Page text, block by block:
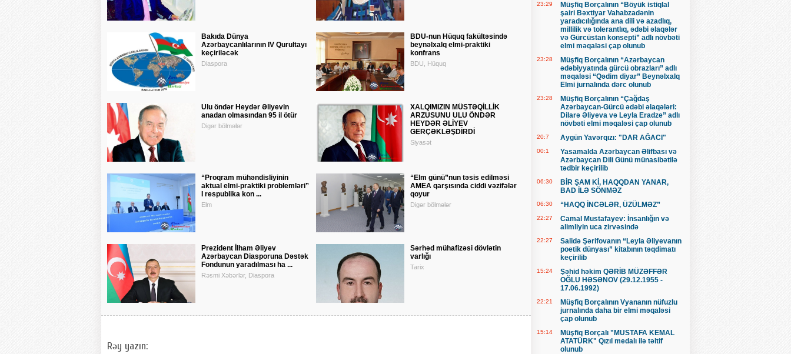
Bakıda Dünya
Azərbaycanlılarının IV Qurultayı
keçiriləcək
Diaspora
BDU-nun Hüquq fakültəsində
beynəlxalq elmi-praktiki
konfrans
BDU, Hüquq
Ulu öndər Heydər Əliyevin
anadan olmasından 95 il ötür
Digər bölmələr
XALQIMIZIN MÜSTƏQİLLİK
ARZUSUNU ULU ÖNDƏR
HEYDƏR ƏLİYEV
GERÇƏKLƏŞDİRDİ
Siyasət
“Proqram mühəndisliyinin
aktual elmi-praktiki problemləri”
I respublika kon ...
Elm
“Elm günü”nun təsis edilməsi
AMEA qarşısında ciddi vəzifələr
qoyur
Digər bölmələr
Prezident İlham Əliyev
Azərbaycan Diasporuna Dəstək
Fondunun yaradılması ha ...
Rəsmi Xəbərlər, Diaspora
Sərhəd mühafizəsi dövlətin
varlığı
Tarix
Rəy yazın:
23:29
Müşfiq Borçalının “Böyük istiqlal
şairi Bəxtiyar Vahabzadənin
yaradıcılığında ana dili və azadlıq,
millilik və tolerantlıq, ədəbi əlaqələr
və Gürcüstan konsepti” adlı növbəti
elmi məqaləsi çap olunub
23:28
Müşfiq Borçalının “Azərbaycan
ədəbiyyatında gürcü obrazları” adlı
məqaləsi “Qədim diyar” Beynəlxalq
Elmi jurnalında dərc olunub
23:28
Müşfiq Borçalının “Çağdaş
Azərbaycan-Gürcü ədəbi əlaqələri:
Dilarə Əliyeva və Leyla Eradze” adlı
növbəti elmi məqaləsi çap olunub
20:7 Aygün Yavərqızı: "DAR AĞACI"
00:1
Yasamalda Azərbaycan Əlifbası və
Azərbaycan Dili Günü münasibətilə
tədbir keçirilib
06:30
BİR ŞAM Kİ, HAQQDAN YANAR,
BAD İLƏ SÖNMƏZ
06:30 “HAQQ İNCƏLƏR, ÜZÜLMƏZ”
22:27
Camal Mustafayev: İnsanlığın və
alimliyin uca zirvəsində
22:27
Salidə Şərifovanın “Leyla Əliyevanın
poetik dünyası” kitabının təqdimatı
keçirilib
15:24
Şəhid həkim QƏRİB MÜZƏFFƏR
OĞLU HƏSƏNOV (29.12.1955 -
17.06.1992)
22:21
Müşfiq Borçalının Vyananın nüfuzlu
jurnalında daha bir elmi məqaləsi
çap olunub
15:14
Müşfiq Borçalı "MUSTAFA KEMAL
ATATÜRK" Qızıl medalı ilə təltif
olunub